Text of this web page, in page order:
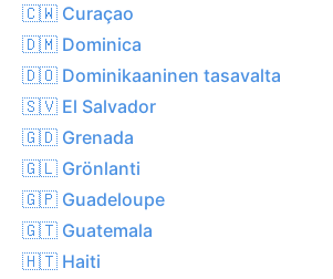
🇨🇼 Curaçao
🇩🇲 Dominica
🇩🇴 Dominikaaninen tasavalta
🇸🇻 El Salvador
🇬🇩 Grenada
🇬🇱 Grönlanti
🇬🇵 Guadeloupe
🇬🇹 Guatemala
🇭🇹 Haiti